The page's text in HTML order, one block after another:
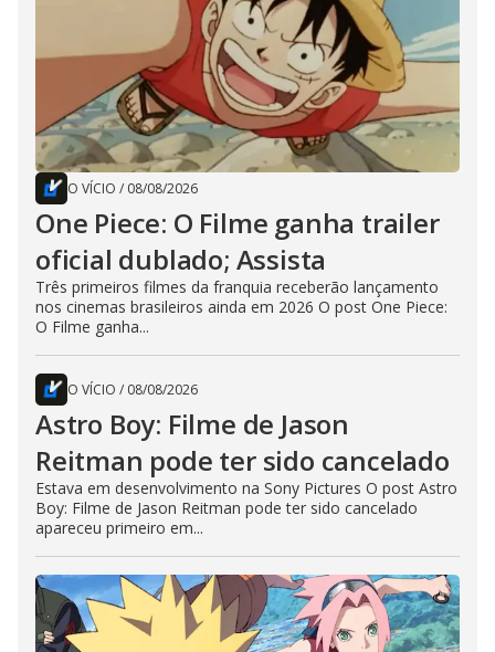
O VÍCIO / 08/08/2026
One Piece: O Filme ganha trailer
oficial dublado; Assista
Três primeiros filmes da franquia receberão lançamento
nos cinemas brasileiros ainda em 2026 O post One Piece:
O Filme ganha...
O VÍCIO / 08/08/2026
Astro Boy: Filme de Jason
Reitman pode ter sido cancelado
Estava em desenvolvimento na Sony Pictures O post Astro
Boy: Filme de Jason Reitman pode ter sido cancelado
apareceu primeiro em...